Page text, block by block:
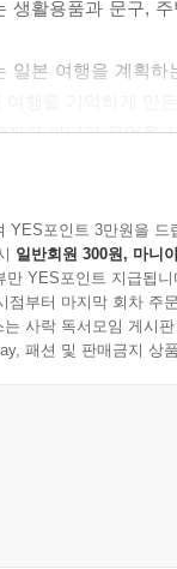
생활용품과 문구,
일본 여행을 계획
가 아니라 무엇을
YES포인트 3만원을 드
일반회원 300원, 마니
만 YES포인트 지급됩니
점부터 마지막 회차 주
사락 독서모임 게시
패션 및 판매금지 상